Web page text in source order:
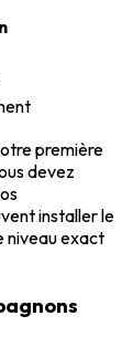
première
devez
installer le
niveau exact